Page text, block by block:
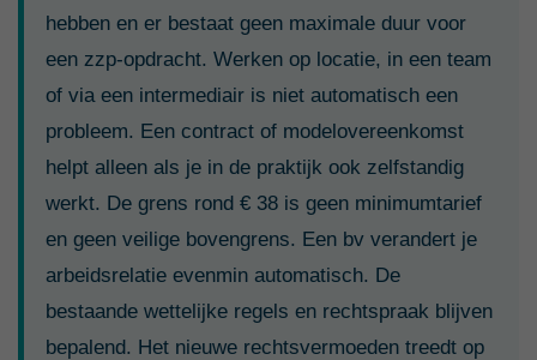
hebben en er bestaat geen maximale duur voor
een zzp-opdracht. Werken op locatie, in een team
of via een intermediair is niet automatisch een
probleem. Een contract of modelovereenkomst
helpt alleen als je in de praktijk ook zelfstandig
werkt. De grens rond € 38 is geen minimumtarief
en geen veilige bovengrens. Een bv verandert je
arbeidsrelatie evenmin automatisch. De
bestaande wettelijke regels en rechtspraak blijven
bepalend. Het nieuwe rechtsvermoeden treedt op